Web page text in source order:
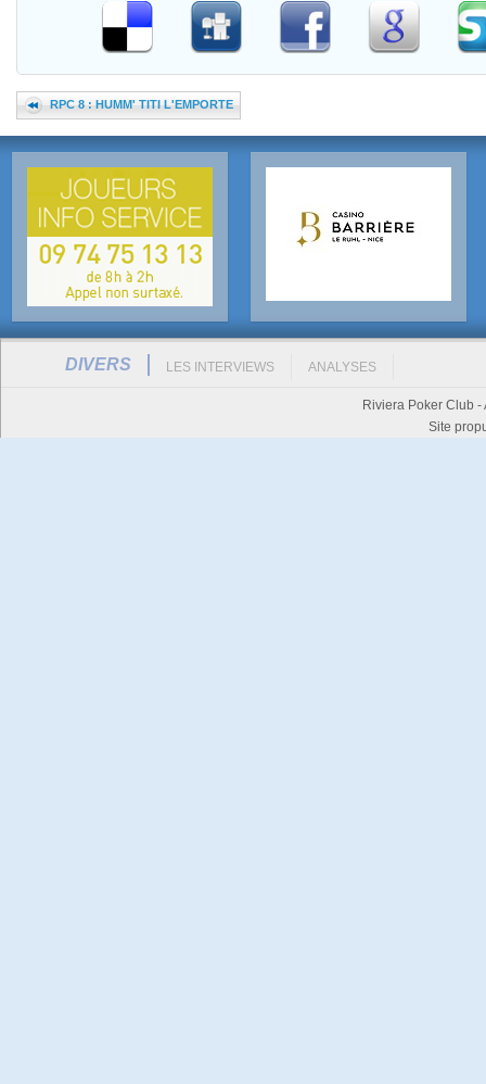
RPC 8 : HUMM' TITI L'EMPORTE
DIVERS LES INTERVIEWS ANALYSES
Riviera Poker Club
Site